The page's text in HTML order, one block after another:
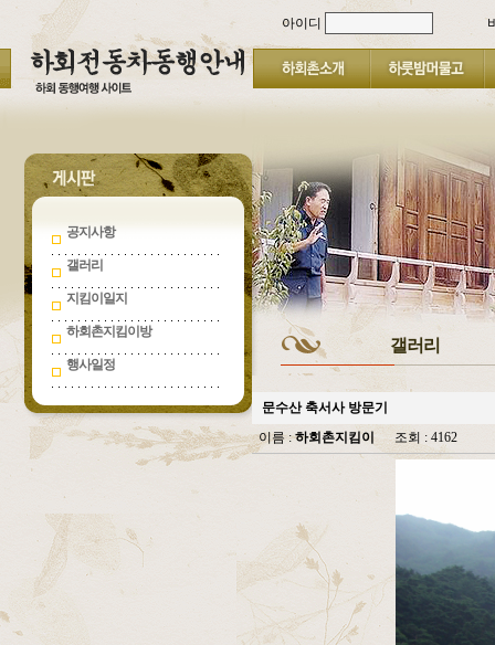
공지사항
갤러리
지킴이일지
하회촌지킴이방
행사일정
아이디
갤러리
문수산 축서사 방문기
이름 :하회촌지킴이조회 : 4162